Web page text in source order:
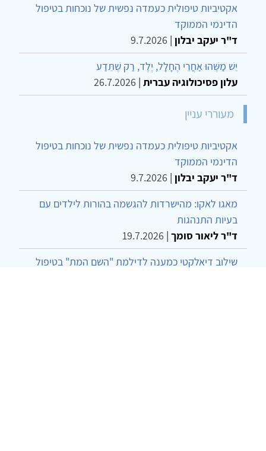
אקטיביות טיפולית כעמדה נפשית של נוכחות בטיפול
הדינמי הממוקד
ד"ר יעקב יבלון |
9.7.2026
יֵשׁ מַשֶּׁהוּ אַחֲרֵי הֶחָלָל, יֶלֶד, רַק שֶׁתֵּדַע
עלון פסיכולוגיה עברית |
26.7.2026
מעוררי עניין
אקטיביות טיפולית כעמדה נפשית של נוכחות בטיפול
הדינמי הממוקד
ד"ר יעקב יבלון |
9.7.2026
מאגו לאקו: מהישרדות להגשמה בהורות לילדים עם
בעיות התנהגות
ד"ר ליאור סומך |
19.7.2026
שילוב דיאלקטי כמענה לדילמת "השם המת" בטיפול